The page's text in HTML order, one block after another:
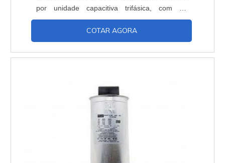
por unidade capacitiva trifásica, com os
profissionais da Inducap Capacitores o cliente
encontrará proteção com assessoria técnica
UNIDADE CAPACITIVA TRIFÁSICA A Inducap
COTAR AGORA